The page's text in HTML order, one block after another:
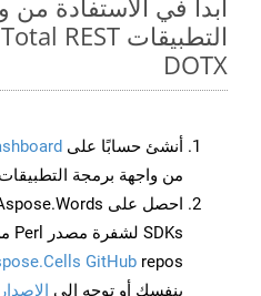
ابدأ في الاستفادة
DOTX
أنشئ حسابًا على
من واجهة برمجة
SDKs لشفرة مصدر Perl من
GitHub
بنفسك أو توجه إلى